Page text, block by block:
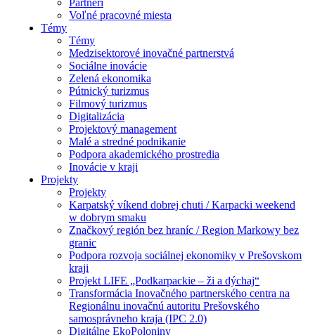
Partneri
Voľné pracovné miesta
Témy
Témy
Medzisektorové inovačné partnerstvá
Sociálne inovácie
Zelená ekonomika
Pútnický turizmus
Filmový turizmus
Digitalizácia
Projektový management
Malé a stredné podnikanie
Podpora akademického prostredia
Inovácie v kraji
Projekty
Projekty
Karpatský víkend dobrej chuti / Karpacki weekend
w dobrym smaku
Značkový región bez hraníc / Region Markowy bez
granic
Podpora rozvoja sociálnej ekonomiky v Prešovskom
kraji
Projekt LIFE „Podkarpackie – ži a dýchaj“
Transformácia Inovačného partnerského centra na
Regionálnu inovačnú autoritu Prešovského
samosprávneho kraja (IPC 2.0)
Digitálne EkoPoloniny